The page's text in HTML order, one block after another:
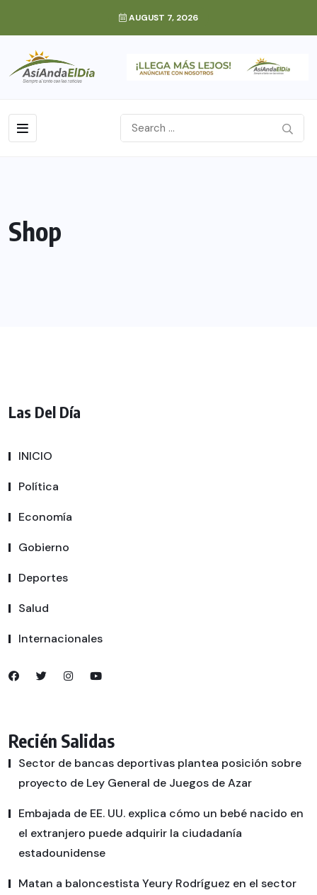
AUGUST 7, 2026
Shop
Las Del Día
INICIO
Política
Economía
Gobierno
Deportes
Salud
Internacionales
Recién Salidas
Sector de bancas deportivas plantea posición sobre
proyecto de Ley General de Juegos de Azar
Embajada de EE. UU. explica cómo un bebé nacido en
el extranjero puede adquirir la ciudadanía
estadounidense
Matan a baloncestista Yeury Rodríguez en el sector